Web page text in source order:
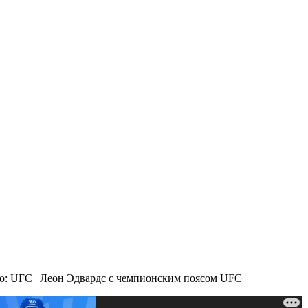
UFС | Леон Эдвардс с чемпионским поясом UFC